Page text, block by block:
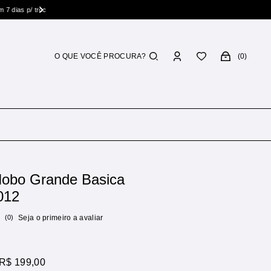
0
Grande Basica
(0) Seja o primeiro a avaliar
199,00